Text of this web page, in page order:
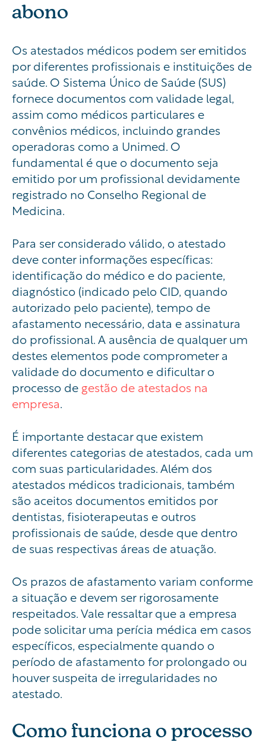
abono
Os atestados médicos podem ser emitidos
por diferentes profissionais e instituições de
saúde. O Sistema Único de Saúde (SUS)
fornece documentos com validade legal,
assim como médicos particulares e
convênios médicos, incluindo grandes
operadoras como a Unimed. O
fundamental é que o documento seja
emitido por um profissional devidamente
registrado no Conselho Regional de
Medicina.
Para ser considerado válido, o atestado
deve conter informações específicas:
identificação do médico e do paciente,
diagnóstico (indicado pelo CID, quando
autorizado pelo paciente), tempo de
afastamento necessário, data e assinatura
do profissional. A ausência de qualquer um
destes elementos pode comprometer a
validade do documento e dificultar o
processo de gestão de atestados na
empresa.
É importante destacar que existem
diferentes categorias de atestados, cada um
com suas particularidades. Além dos
atestados médicos tradicionais, também
são aceitos documentos emitidos por
dentistas, fisioterapeutas e outros
profissionais de saúde, desde que dentro
de suas respectivas áreas de atuação.
Os prazos de afastamento variam conforme
a situação e devem ser rigorosamente
respeitados. Vale ressaltar que a empresa
pode solicitar uma perícia médica em casos
específicos, especialmente quando o
período de afastamento for prolongado ou
houver suspeita de irregularidades no
atestado.
Como funciona o processo